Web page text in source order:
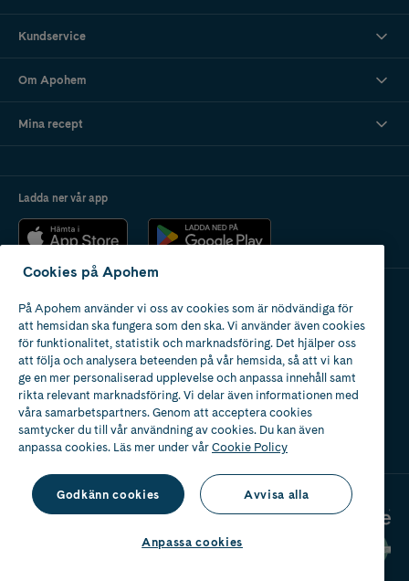
Kundservice
Om Apohem
Mina recept
Ladda ner vår app
Apotek med tillstånd
av Läkemedelsverket
Cookies på Apohem
På Apohem använder vi oss av cookies som är nödvändiga för
att hemsidan ska fungera som den ska. Vi använder även cookies
för funktionalitet, statistik och marknadsföring. Det hjälper oss
att följa och analysera beteenden på vår hemsida, så att vi kan
ge en mer personaliserad upplevelse och anpassa innehåll samt
rikta relevant marknadsföring. Vi delar även informationen med
våra samarbetspartners. Genom att acceptera cookies
samtycker du till vår användning av cookies. Du kan även
anpassa cookies. Läs mer under vårCookie Policy
Godkänn cookies Avvisa alla
Anpassa cookies